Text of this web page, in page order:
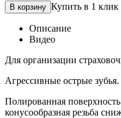
Купить в 1 клик
Описание
Видео
Для организации
Агрессивные острые зубья.
Полированная
конусообразная резьба